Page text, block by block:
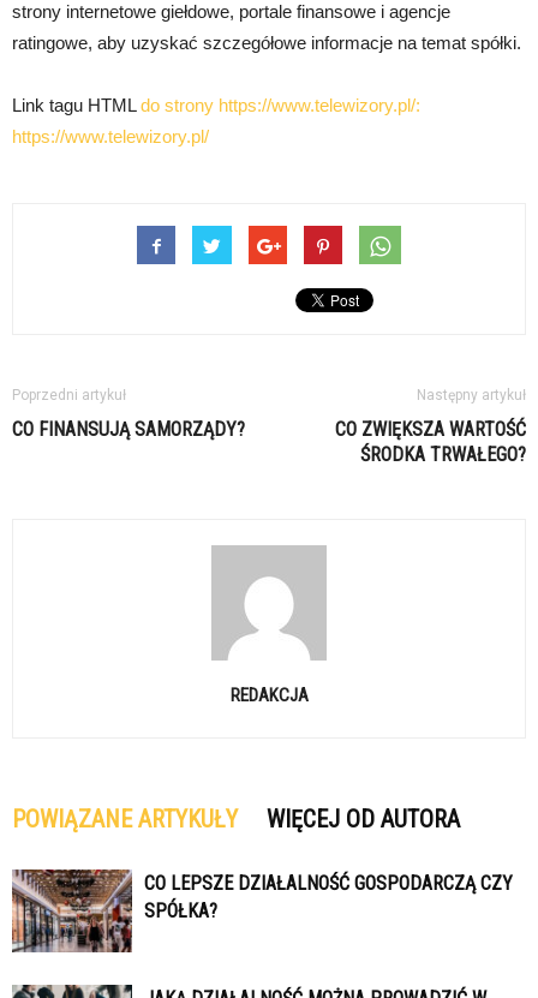
strony internetowe giełdowe, portale finansowe i agencje
ratingowe, aby uzyskać szczegółowe informacje na temat spółki.
Link tagu HTMLdo strony https://www.telewizory.pl/:
https://www.telewizory.pl/
Poprzedni artykuł
CO FINANSUJĄ SAMORZĄDY?
Następny artykuł
CO ZWIĘKSZA WARTOŚĆ
ŚRODKA TRWAŁEGO?
REDAKCJA
POWIĄZANE ARTYKUŁY WIĘCEJ OD AUTORA
CO LEPSZE DZIAŁALNOŚĆ GOSPODARCZĄ CZY
SPÓŁKA?